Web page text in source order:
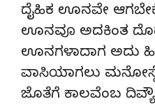
ದೈಹಿಕ ಊನವೇ
ಊನವೂ ಅದಕಿಂತ
ಊನಗಳಾದಾಗ ಅದು
ವಾಸಿಯಾಗಲು
ಜೊತೆಗೆ ಕಾಲವೆಂಬ